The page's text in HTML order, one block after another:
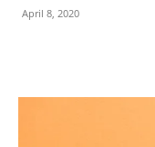
April 8, 2020